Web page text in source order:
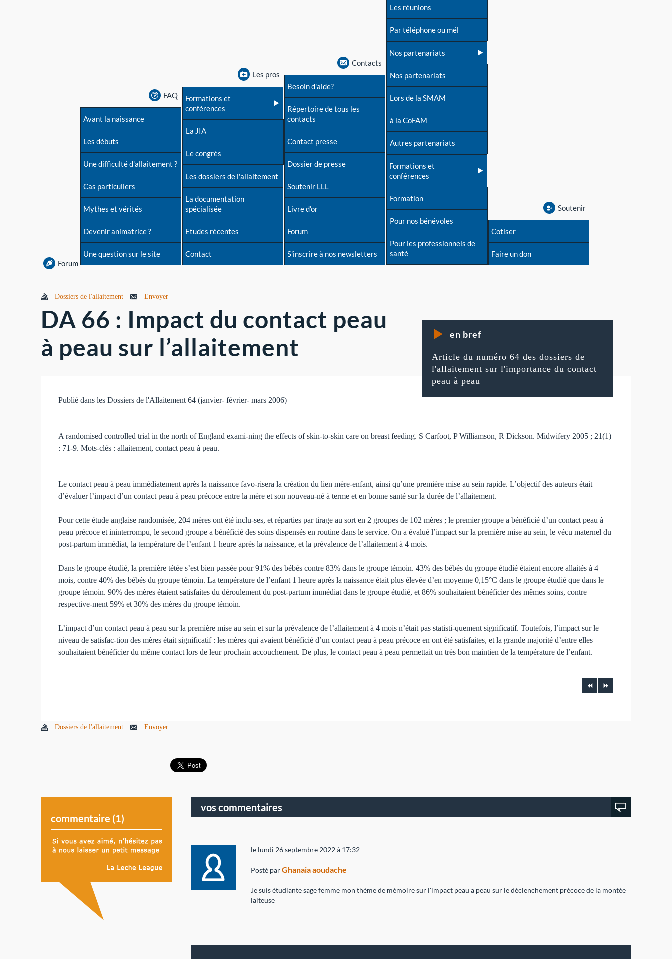
Forum
FAQ
Avant la naissance
Les débuts
Une difficulté d'allaitement ?
Cas particuliers
Mythes et vérités
Devenir animatrice ?
Une question sur le site
Les pros
Formations et
conférences
La JIA
Le congrès
Les dossiers de l'allaitement
La documentation
spécialisée
Etudes récentes
Contact
Contacts
Besoin d'aide?
Répertoire de tous les
contacts
Contact presse
Dossier de presse
Soutenir LLL
Livre d'or
Forum
S'inscrire à nos newsletters
Les réunions
Par téléphone ou mél
Nos partenariats
Nos partenariats
Lors de la SMAM
à la CoFAM
Autres partenariats
Formations et
conférences
Formation
Pour nos bénévoles
Pour les professionnels de
santé
Soutenir
Cotiser
Faire un don
en bref
Article du numéro 64 des dossiers de
l'allaitement sur l'importance du contact
peau à peau
Dossiers de l'allaitement Envoyer
DA 66 : Impact du contact peau
à peau sur l’allaitement
Publié dans les Dossiers de l'Allaitement 64 (janvier- février- mars 2006)
A randomised controlled trial in the north of England exami-ning the effects of skin-to-skin care on breast feeding. S Carfoot, P Williamson, R Dickson. Midwifery 2005 ; 21(1)
: 71-9. Mots-clés : allaitement, contact peau à peau.
Le contact peau à peau immédiatement après la naissance favo-risera la création du lien mère-enfant, ainsi qu’une première mise au sein rapide. L’objectif des auteurs était
d’évaluer l’impact d’un contact peau à peau précoce entre la mère et son nouveau-né à terme et en bonne santé sur la durée de l’allaitement.
Pour cette étude anglaise randomisée, 204 mères ont été inclu-ses, et réparties par tirage au sort en 2 groupes de 102 mères ; le premier groupe a bénéficié d’un contact peau à
peau précoce et ininterrompu, le second groupe a bénéficié des soins dispensés en routine dans le service. On a évalué l’impact sur la première mise au sein, le vécu maternel du
post-partum immédiat, la température de l’enfant 1 heure après la naissance, et la prévalence de l’allaitement à 4 mois.
Dans le groupe étudié, la première tétée s’est bien passée pour 91% des bébés contre 83% dans le groupe témoin. 43% des bébés du groupe étudié étaient encore allaités à 4
mois, contre 40% des bébés du groupe témoin. La température de l’enfant 1 heure après la naissance était plus élevée d’en moyenne 0,15°C dans le groupe étudié que dans le
groupe témoin. 90% des mères étaient satisfaites du déroulement du post-partum immédiat dans le groupe étudié, et 86% souhaitaient bénéficier des mêmes soins, contre
respective-ment 59% et 30% des mères du groupe témoin.
L’impact d’un contact peau à peau sur la première mise au sein et sur la prévalence de l’allaitement à 4 mois n’était pas statisti-quement significatif. Toutefois, l’impact sur le
niveau de satisfac-tion des mères était significatif : les mères qui avaient bénéficié d’un contact peau à peau précoce en ont été satisfaites, et la grande majorité d’entre elles
souhaitaient bénéficier du même contact lors de leur prochain accouchement. De plus, le contact peau à peau permettait un très bon maintien de la température de l’enfant.
Dossiers de l'allaitement Envoyer
commentaire (1)
vos commentaires
le lundi 26 septembre 2022 à 17:32
Posté parGhanaia aoudache
Je suis étudiante sage femme mon thème de mémoire sur l'impact peau a peau sur le déclenchement précoce de la montée
laiteuse